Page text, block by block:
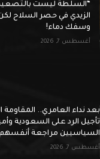
“السلطة ليست
الزيدي في حصر السلاح
وسفك دماء!
أغسطس 7, 2026
بعد نداء العامري.. المقاومة
تأجيل الرد على السعودية
السياسيين مراجعة
أغسطس 7, 2026